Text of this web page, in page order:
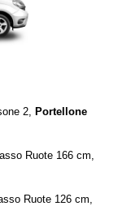
2,
Portellone
Ruote 166 cm,
Ruote 126 cm,